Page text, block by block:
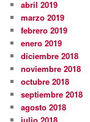
abril 2019
marzo 2019
febrero 2019
enero 2019
diciembre 2018
noviembre 2018
octubre 2018
septiembre 2018
agosto 2018